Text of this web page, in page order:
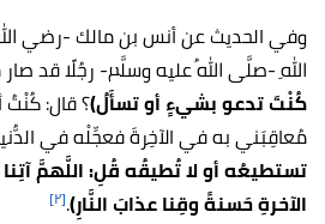
وفي الحديث عن أنس بن مالك -رضي
اللهِ -صلَّى اللهُ عليه وسلَّم- رجُلًا قد
كُنْتَ تدعو بشيءٍ أو تسأَلُ)؟ قال: كُنْتُ
مُعاقِبَني به في الآخِرةَ فعجِّلْه في
تستطيعُه أو لا تُطيقُه قُلِ: اللَّهمَّ
الآخرةِ حَسنةً وقِنا عذابَ النَّارِ).[٢]